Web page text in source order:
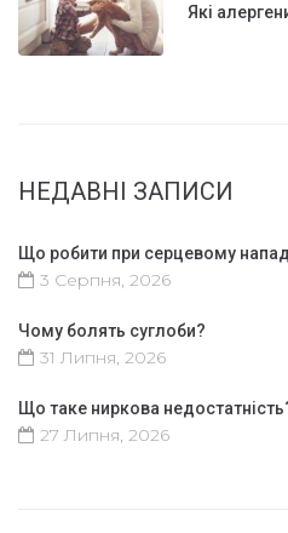
Які
НЕДАВНІ ЗАПИСИ
Що робити при серцевому
3 Серпня, 2026
Чому болять суглоби?
31 Липня, 2026
Що таке ниркова
27 Липня, 2026